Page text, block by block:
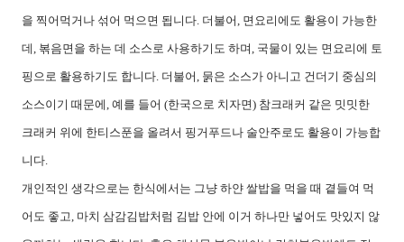
을 찍어먹거나 섞어 먹으면 됩니다. 더불어, 면요리에도 활용이 가능한
데, 볶음면을 하는 데 소스로 사용하기도 하며, 국물이 있는 면요리에 토
핑으로 활용하기도 합니다. 더불어, 묽은 소스가 아니고 건더기 중심의
소스이기 때문에, 예를 들어 (한국으로 치자면) 참크래커 같은 밋밋한
크래커 위에 한티스푼을 올려서 핑거푸드나 술안주로도 활용이 가능합
니다.
개인적인 생각으로는 한식에서는 그냥 하얀 쌀밥을 먹을 때 곁들여 먹
어도 좋고, 마치 삼감김밥처럼 김밥 안에 이거 하나만 넣어도 맛있지 않